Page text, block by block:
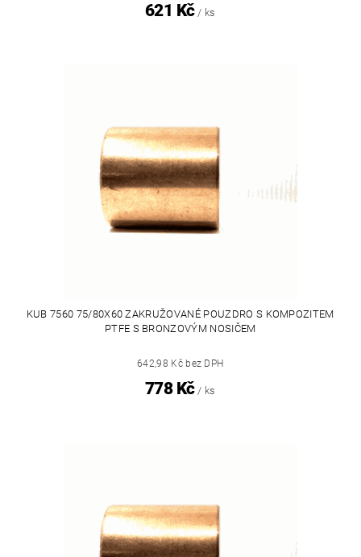
621 Kč / ks
KUB 7560 75/80X60 ZAKRUŽOVANÉ POUZDRO S KOMPOZITEM
PTFE S BRONZOVÝM NOSIČEM
642,98 Kč bez DPH
778 Kč / ks